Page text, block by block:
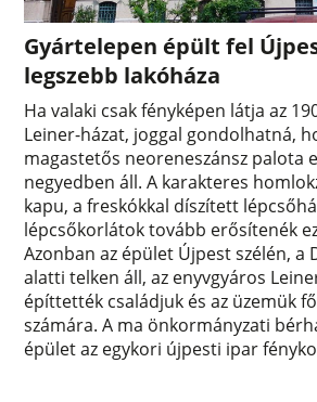
Gyártelepen épült fel
legszebb lakóháza
Ha valaki csak fényképen látja az
Leiner-házat, joggal gondolhatná,
magastetős neoreneszánsz palota
negyedben áll. A karakteres
kapu, a freskókkal díszített
lépcsőkorlátok tovább erősítenék
Azonban az épület Újpest szélén, a
alatti telken áll, az enyvgyáros
építtették családjuk és az üzemük
számára. A ma önkormányzati
épület az egykori újpesti ipar